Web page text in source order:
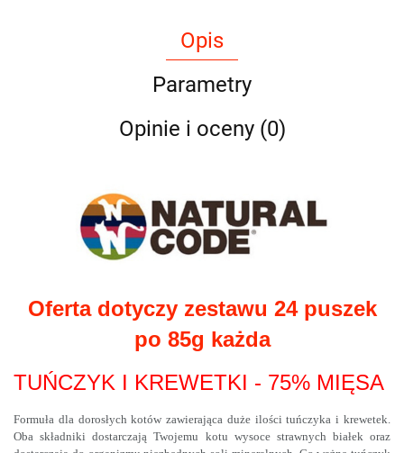
Opis
Parametry
Opinie i oceny (0)
Oferta dotyczy zestawu 24 puszek
po 85g każda
TUŃCZYK I KREWETKI - 75% MIĘSA
Formuła dla dorosłych kotów zawierająca duże ilości tuńczyka i krewetek.
Oba składniki dostarczają Twojemu kotu wysoce strawnych białek oraz